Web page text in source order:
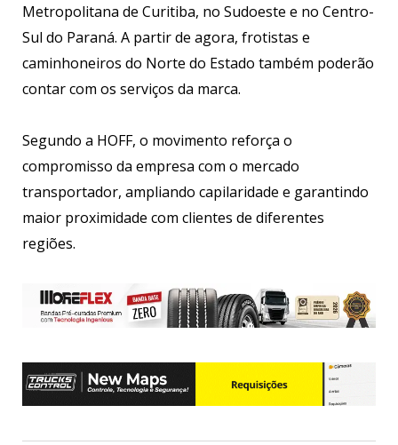
Metropolitana de Curitiba, no Sudoeste e no Centro-
Sul do Paraná. A partir de agora, frotistas e
caminhoneiros do Norte do Estado também poderão
contar com os serviços da marca.
Segundo a HOFF, o movimento reforça o
compromisso da empresa com o mercado
transportador, ampliando capilaridade e garantindo
maior proximidade com clientes de diferentes
regiões.